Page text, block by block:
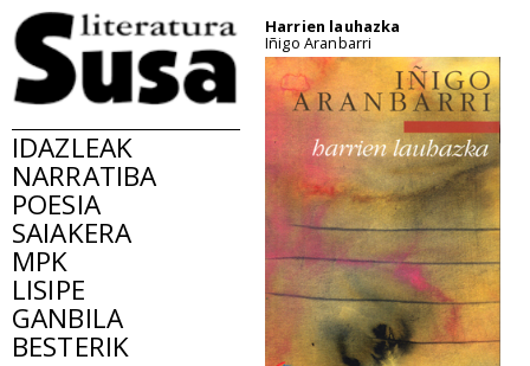
IDAZLEAK
NARRATIBA
POESIA
SAIAKERA
MPK
LISIPE
GANBILA
BESTERIK
Harrien lauhazka
Iñigo Aranbarri